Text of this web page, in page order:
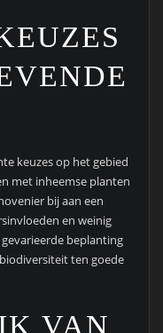
keuzes op het gebied
met inheemse planten
bij aan een
en weinig
beplanting
ten goede
VAN